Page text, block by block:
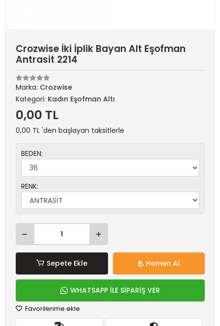
Crozwise İki İplik Bayan Alt Eşofman
Antrasit 2214
Marka: Crozwise
Kategori: Kadın Eşofman Altı
0,00 TL
0,00 TL 'den başlayan taksitlerle
BEDEN:
RENK:
Sepete Ekle Hemen Al
WHATSAPP İLE SİPARİŞ VER
Favorilerime ekle